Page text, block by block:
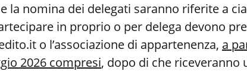
la nomina dei delegati saranno riferite a
in proprio o per delega devono
o l’associazione di appartenenza, a
2026 compresi, dopo di che riceveranno